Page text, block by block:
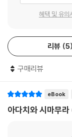
혜택 및 유의
리뷰 5
구매리뷰
eBook
아다치와 시마무